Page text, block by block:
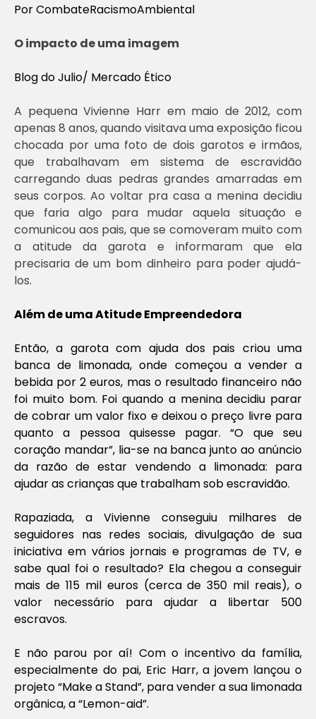
Por CombateRacismoAmbiental
O impacto de uma imagem
Blog do Julio/ Mercado Ético
A pequena Vivienne Harr em maio de 2012, com
apenas 8 anos, quando visitava uma exposição ficou
chocada por uma foto de dois garotos e irmãos,
que trabalhavam em sistema de escravidão
carregando duas pedras grandes amarradas em
seus corpos. Ao voltar pra casa a menina decidiu
que faria algo para mudar aquela situação e
comunicou aos pais, que se comoveram muito com
a atitude da garota e informaram que ela
precisaria de um bom dinheiro para poder ajudá-
los.
Além de uma Atitude Empreendedora
Então, a garota com ajuda dos pais criou uma
banca de limonada, onde começou a vender a
bebida por 2 euros, mas o resultado financeiro não
foi muito bom. Foi quando a menina decidiu parar
de cobrar um valor fixo e deixou o preço livre para
quanto a pessoa quisesse pagar. “O que seu
coração mandar”, lia-se na banca junto ao anúncio
da razão de estar vendendo a limonada: para
ajudar as crianças que trabalham sob escravidão.
Rapaziada, a Vivienne conseguiu milhares de
seguidores nas redes sociais, divulgação de sua
iniciativa em vários jornais e programas de TV, e
sabe qual foi o resultado? Ela chegou a conseguir
mais de 115 mil euros (cerca de 350 mil reais), o
valor necessário para ajudar a libertar 500
escravos.
E não parou por aí! Com o incentivo da família,
especialmente do pai, Eric Harr, a jovem lançou o
projeto “Make a Stand”, para vender a sua limonada
orgânica, a “Lemon-aid”.